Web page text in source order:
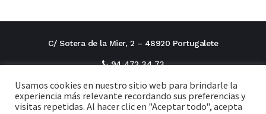
C/ Sotera de la Mier, 2 – 48920 Portugalete
94 472 34 73
direcciontitular@cxi.fjaverianas.com
secretaria@cxi.fjaverianas.com
Usamos cookies en nuestro sitio web para brindarle la
experiencia más relevante recordando sus preferencias y
visitas repetidas. Al hacer clic en "Aceptar todo", acepta